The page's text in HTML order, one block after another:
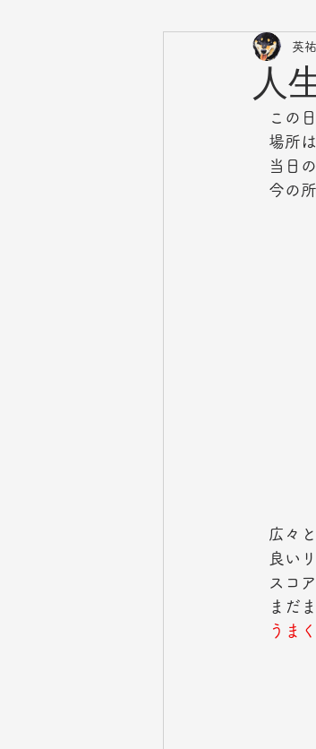
人
英
この日
場所は
当日の
今の所
広々と
良いリ
スコア
まだま
うま